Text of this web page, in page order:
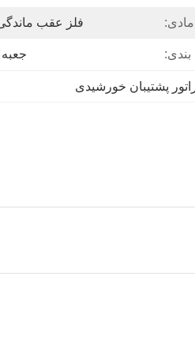
مادی: فلز عقب
پشتیبان خورشیدی